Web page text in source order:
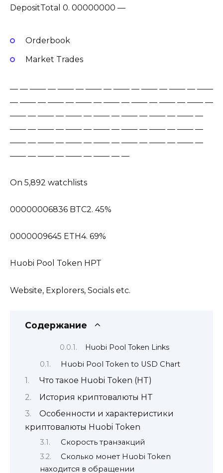
DepositTotal 0. 00000000 —
Orderbook
Market Trades
— — —— — —— — —— — —— — —— — —— — ——
— —— — —— — —— — —— — —— — —— — —— —
—— — —— — —— — —— — —— — —— — —— —
—— — —— — —— — —— — —— — —— — —— —
—— — —— — —— — —— — —— — —— — —— —
—— — —— — —— — —— — —
On 5,892 watchlists
00000006836 BTC2. 45%
0000009645 ETH4. 69%
Huobi Pool Token HPT
Website, Explorers, Socials etc.
Содержание
Huobi Pool Token Links
Huobi Pool Token to USD Chart
Что такое Huobi Token (HT)
История криптовалюты HT
Особенности и характеристики
криптовалюты Huobi Token
Скорость транзакций
Сколько монет Huobi Token
находится в обращении